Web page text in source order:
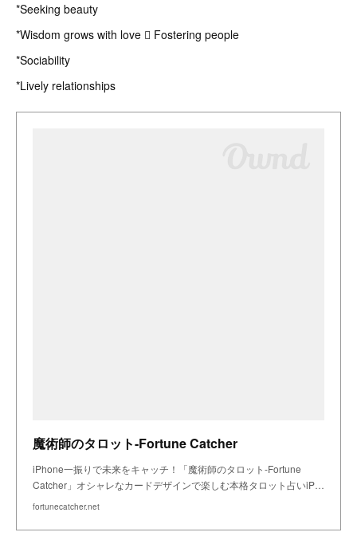
*Seeking beauty
*Wisdom grows with love  Fostering people
*Sociability
*Lively relationships
魔術師のタロット-Fortune Catcher
iPhone一振りで未来をキャッチ！「魔術師のタロット-Fortune
Catcher」オシャレなカードデザインで楽しむ本格タロット占いiP…
fortunecatcher.net